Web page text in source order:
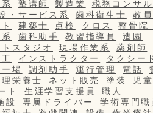
塾講師 製造業 税務コンサ
・サービス系 歯科衛生士 教
建築士 点検 クロス
整骨院
歯科助手 教習指導員
造園
スタジオ 現場作業系
薬剤師
インストラクター
タクシー
場 調剤助手 運行管理 電話
栄養士 ネット販売 塗装
児
ト 生涯学習支援員
職人
設
専属ドライバー 学術専門職